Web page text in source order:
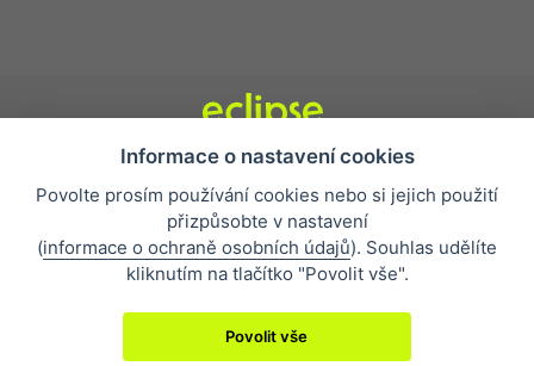
Obchodní podmínky
Nejčastější otázky
Ochrana osobních údajů
O společnosti
Whistleblowing
Informace o nastavení cookies
Povolte prosím používání cookies nebo si jejich použití
přizpůsobte v nastavení
(informace o ochraně osobních údajů). Souhlas udělíte
kliknutím na tlačítko "Povolit vše".
Povolit vše